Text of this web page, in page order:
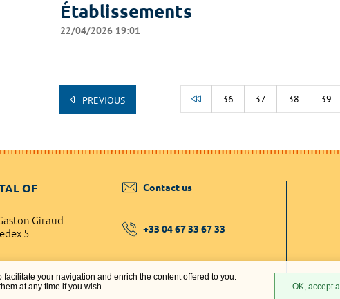
facilitate your navigation and enrich the content offered to you.
at any time if you wish.
OK, accept all
Établissements
22/04/2026 19:01
PREVIOUS 36 37 38 39
OF
Giraud
5
Contact us
+33 04 67 33 67 33